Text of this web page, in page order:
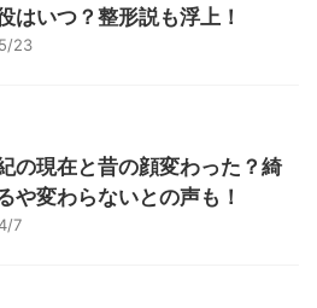
はいつ？整形説も浮上！
23
の現在と昔の顔変わった？綺
や変わらないとの声も！
7